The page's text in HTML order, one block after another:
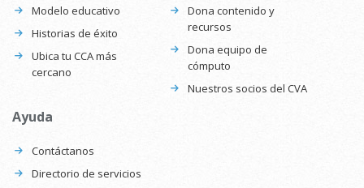
Modelo educativo
Historias de éxito
Ubica tu CCA más
cercano
Dona contenido y
recursos
Dona equipo de
cómputo
Nuestros socios del CVA
Ayuda
Contáctanos
Directorio de servicios